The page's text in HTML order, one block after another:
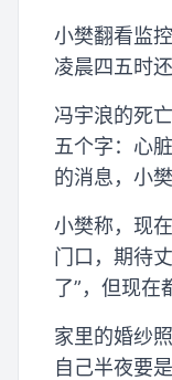
小樊翻看监
凌晨四五时
冯宇浪的死
五个字：心
的消息，小
小樊称，现
门口，期待
了”，但现在
家里的婚纱
自己半夜要